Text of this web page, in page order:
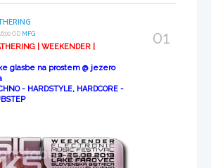
OD MFG
| WEEKENDER |
glasbe na prostem @ jezero
- HARDSTYLE, HARDCORE -
01